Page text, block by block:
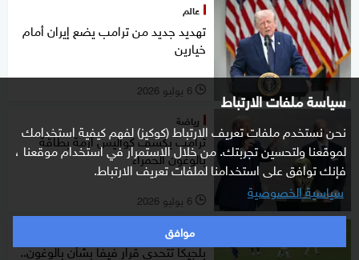
سياسة ملفات الارتباط
نحن نستخدم ملفات تعريف الارتباط (كوكيز) لفهم كيفية استخدامك
لموقعنا ولتحسين تجربتك. من خلال الاستمرار في استخدام موقعنا ،
فإنك توافق على استخدامنا لملفات تعريف الارتباط.
سياسية الخصوصية
موافق
عالم
تهديد جديد من ترامب يضع إيران أمام
خيارين
l 6 يوليو 2026
رياضة
ترامب يكشف كواليس أزمة بطاقة
بالوغون الحمراء
l 6 يوليو 2026
رياضة
بلجيكا تتحدى قرار فيفا بشأن بالوغون..